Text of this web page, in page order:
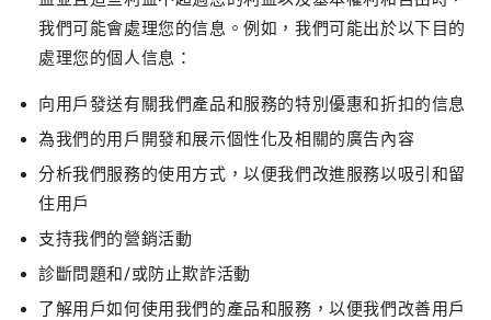
我們可能會處理您的信息。例如，我們可能出於以下目的
處理您的個人信息：
向用戶發送有關我們產品和服務的特別優惠和折扣的信息
為我們的用戶開發和展示個性化及相關的廣告內容
分析我們服務的使用方式，以便我們改進服務以吸引和留
住用戶
支持我們的營銷活動
診斷問題和/或防止欺詐活動
了解用戶如何使用我們的產品和服務，以便我們改善用戶